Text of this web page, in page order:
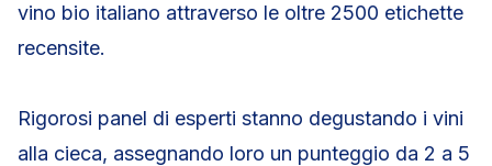
vino bio italiano attraverso le oltre 2500 etichette
recensite.
Rigorosi panel di esperti stanno degustando i vini
alla cieca, assegnando loro un punteggio da 2 a 5